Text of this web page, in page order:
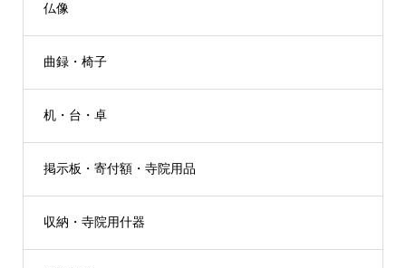
仏像
曲録・椅子
机・台・卓
掲示板・寄付額・寺院用品
収納・寺院用什器